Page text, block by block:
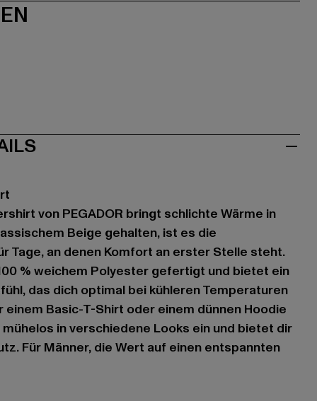
von PEGADOR bringt schlichte Wärme in
Beige gehalten, ist es die
Tage, an denen Komfort an erster Stelle steht.
% weichem Polyester gefertigt und bietet ein
das dich optimal bei kühleren Temperaturen
einem Basic-T-Shirt oder einem dünnen Hoodie
in verschiedene Looks ein und bietet dir
Für Männer, die Wert auf einen entspannten